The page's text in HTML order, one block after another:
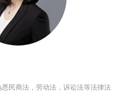
民商法，劳动法，诉讼法等法律法